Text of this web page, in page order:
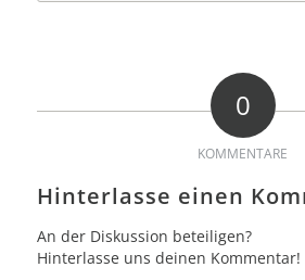
0
KOMMENTARE
Hinterlasse einen
An der Diskussion beteiligen?
Hinterlasse uns deinen Kommentar!